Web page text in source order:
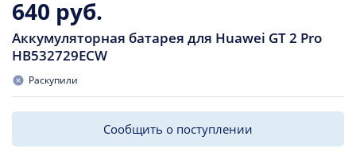
640 руб.
Аккумуляторная батарея для Huawei GT 2 Pro
HB532729ECW
Раскупили
Сообщить о поступлении